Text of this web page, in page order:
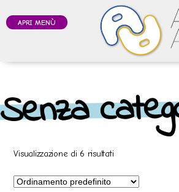
APRI MENÙ
/ Senza categoria
Senza
Visualizzazione di 6 risultati